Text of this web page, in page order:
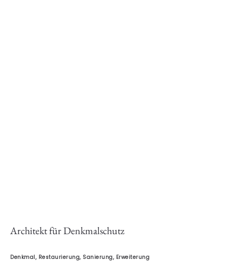
Architekt für Denkmalschutz
Denkmal, Restaurierung, Sanierung, Erweiterung